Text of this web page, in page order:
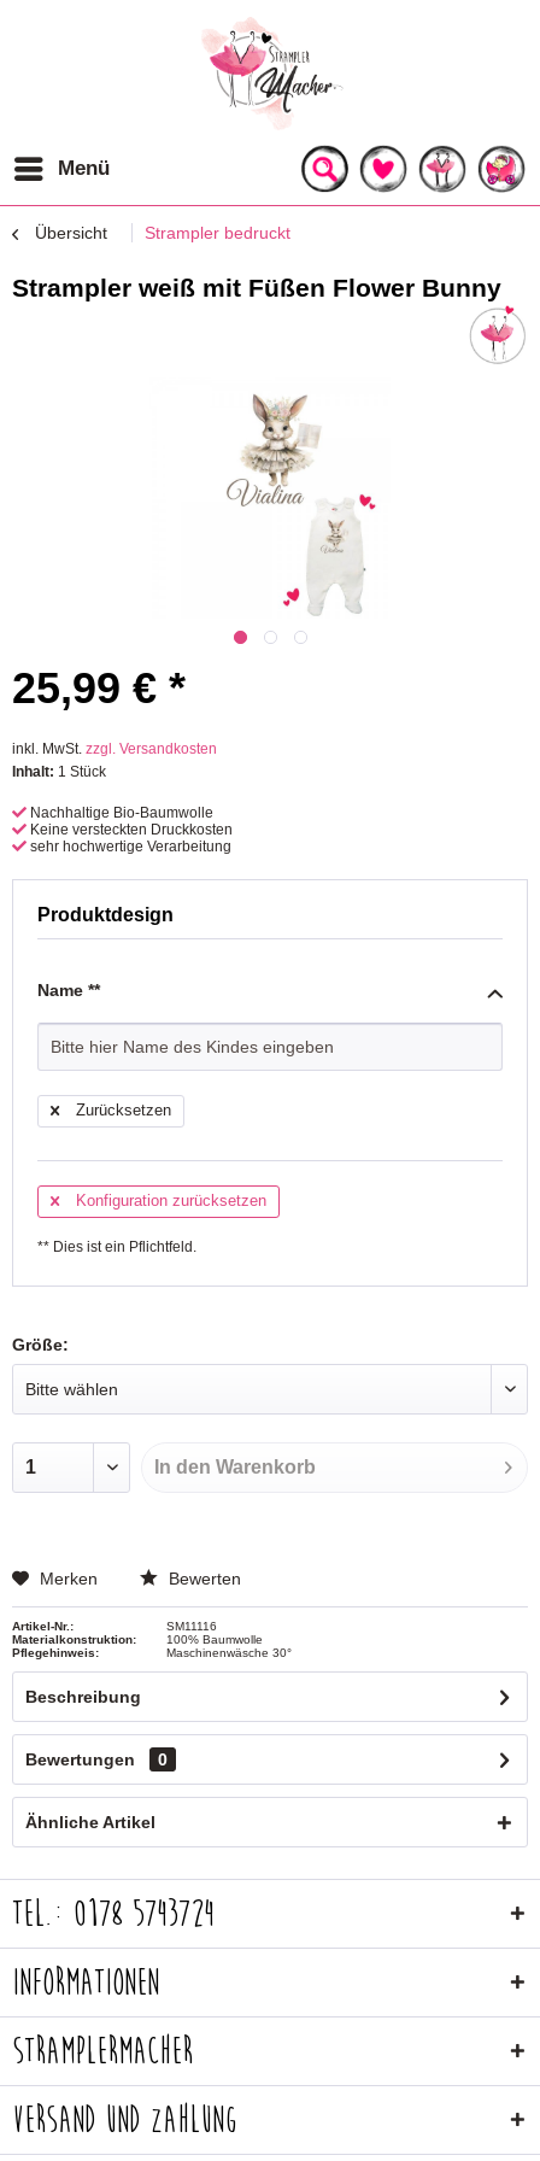
Menü
Übersicht Strampler bedruckt
Strampler weiß mit Füßen Flower Bunny
25,99 € *
inkl. MwSt. zzgl. Versandkosten
Inhalt: 1 Stück
Nachhaltige Bio-Baumwolle
Keine versteckten Druckkosten
sehr hochwertige Verarbeitung
Produktdesign
Name **
Zurücksetzen
Konfiguration zurücksetzen
** Dies ist ein Pflichtfeld.
Größe:
In den Warenkorb
Merken Bewerten
Artikel-Nr.:
SM11116
Materialkonstruktion:
100% Baumwolle
Pflegehinweis:
Maschinenwäsche 30°
Beschreibung
Bewertungen 0
Ähnliche Artikel
Tel.: 0178 5743724
Informationen
Stramplermacher
Versand und Zahlung